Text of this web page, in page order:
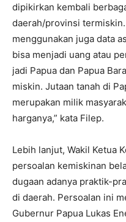
dipikirkan kembali
daerah/provinsi
menggunakan juga data
bisa menjadi uang atau
jadi Papua dan Papua
miskin. Jutaan tanah di
merupakan milik
harganya,” kata Filep.
Lebih lanjut, Wakil Ketua
persoalan kemiskinan
dugaan adanya praktik-
di daerah. Persoalan ini
Gubernur Papua Lukas